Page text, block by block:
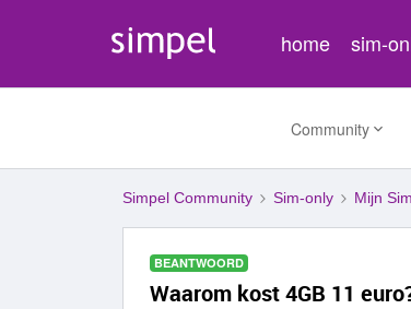
home sim-
Community
Simpel Community Sim-only Mijn
BEANTWOORD
Waarom kost 4GB 11